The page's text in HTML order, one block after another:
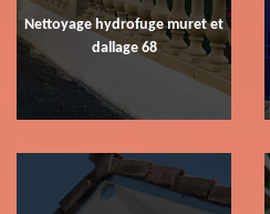
Nettoyage hydrofuge muret et
dallage 68